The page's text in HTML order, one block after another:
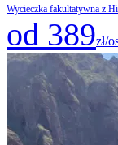
Wycieczka fakultatywna z
od 389zł/